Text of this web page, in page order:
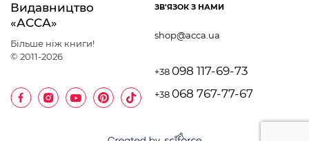
Видавництво
«АССА»
Більше ніж книги!
© 2011-2026
ЗВ'ЯЗОК З НАМИ
shop@acca.ua
+38 098 117-69-73
+38 068 767-77-67